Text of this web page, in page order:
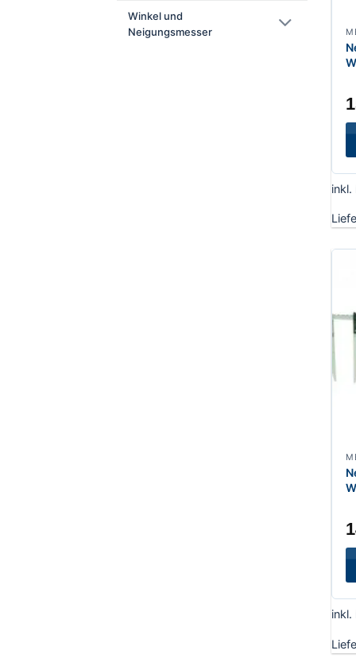
Winkel und
Neigungsmesser
inkl.
inkl.